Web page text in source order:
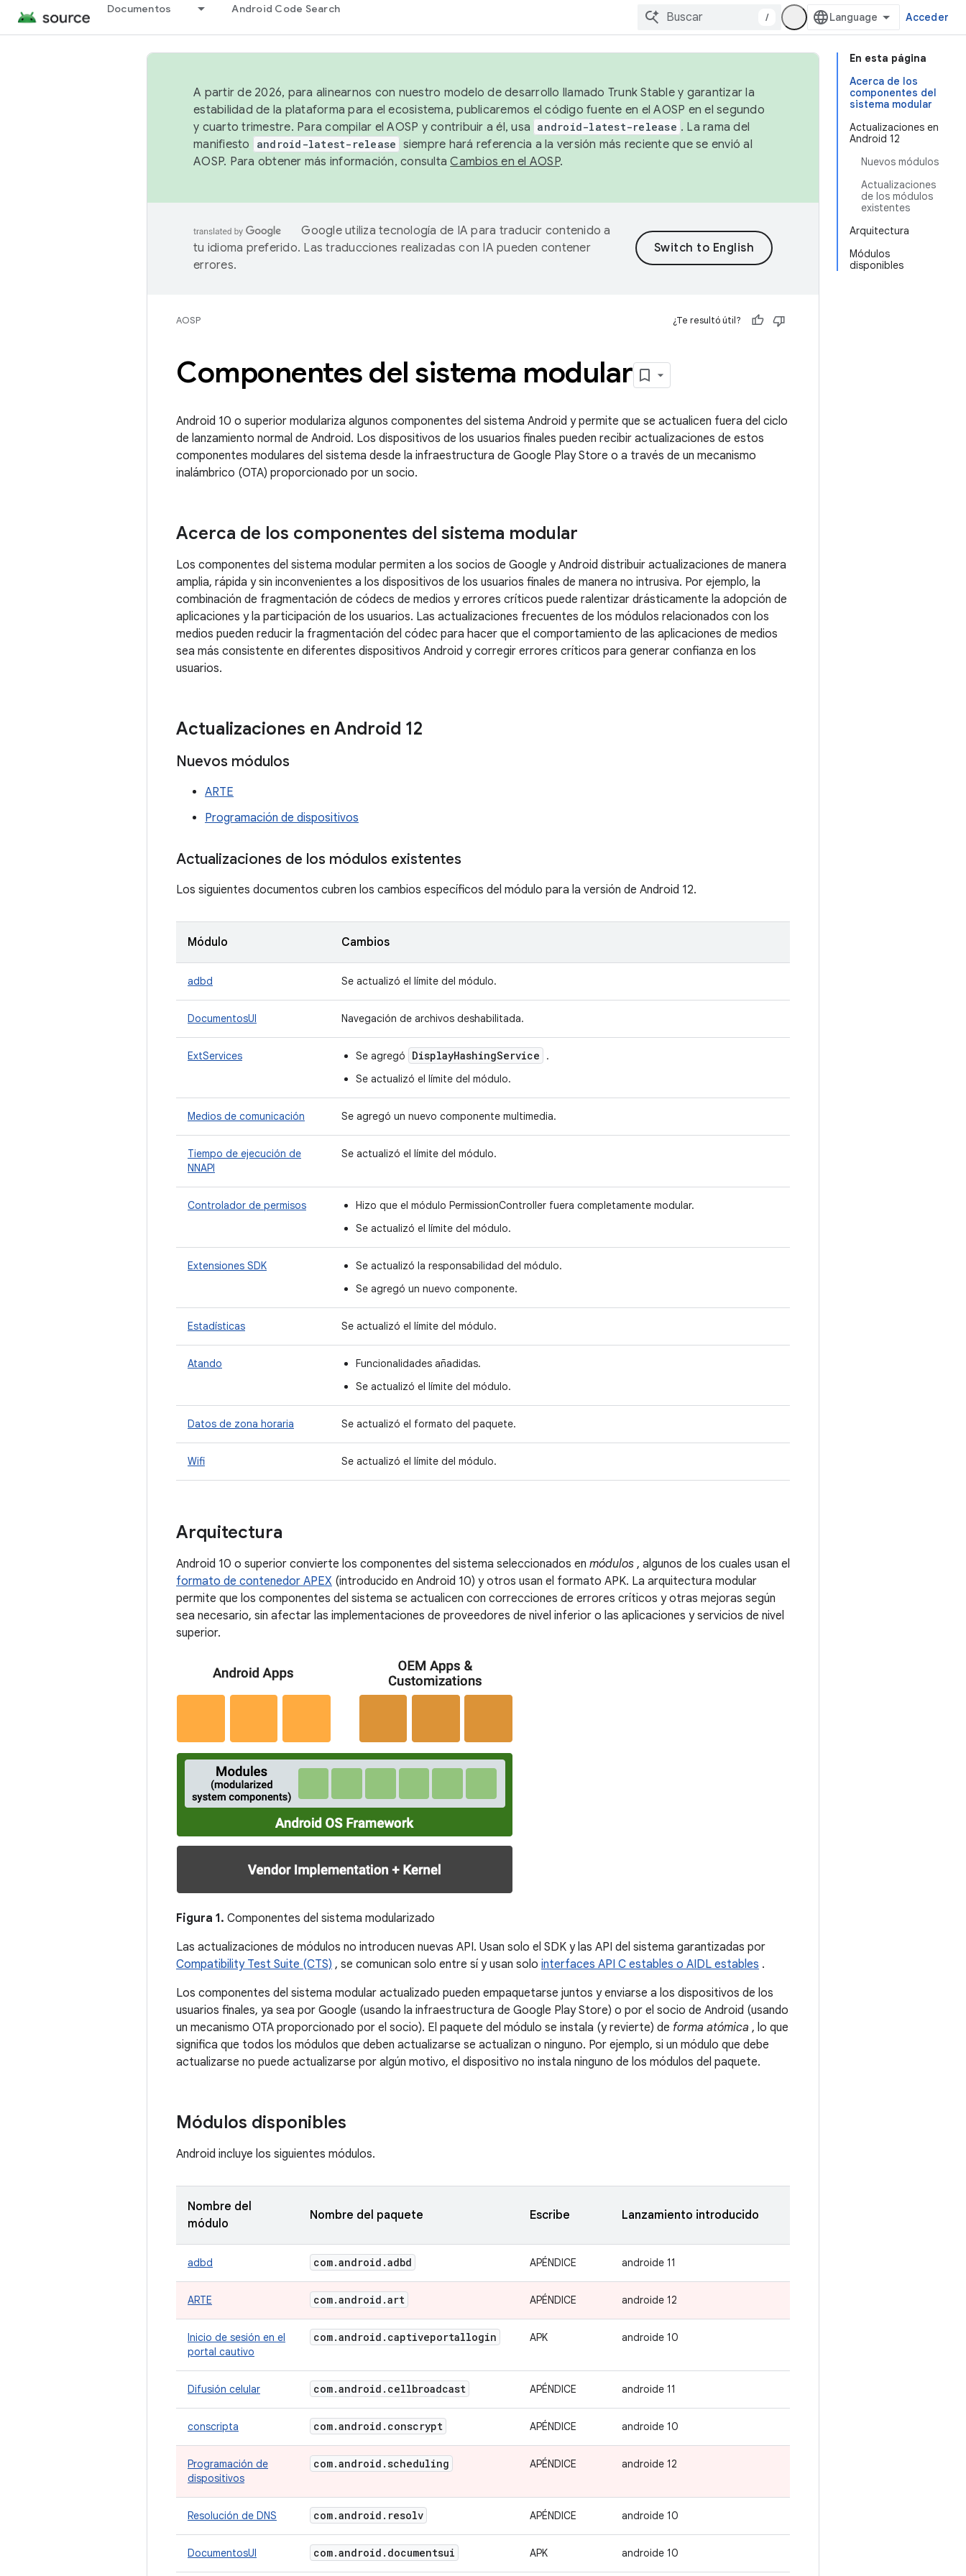
Documentos Android Code Search
/ Acceder
En esta página
Acerca de los
componentes del
sistema modular
Actualizaciones en
Android 12
Nuevos módulos
Actualizaciones
de los módulos
existentes
Arquitectura
Módulos
disponibles
A partir de 2026, para alinearnos con nuestro modelo de desarrollo llamado Trunk Stable y garantizar la
estabilidad de la plataforma para el ecosistema, publicaremos el código fuente en el AOSP en el segundo
y cuarto trimestre. Para compilar el AOSP y contribuir a él, usa android-latest-release . La rama del
manifiesto
android-latest-release siempre hará referencia a la versión más reciente que se envió al
AOSP. Para obtener más información, consultaCambios en el AOSP.
Google utiliza tecnología de IA para traducir contenido a
tu idioma preferido. Las traducciones realizadas con IA pueden contener
errores.
AOSP ¿Te resultó útil?
Componentes del sistema modular
Android 10 o superior modulariza algunos componentes del sistema Android y permite que se actualicen fuera del ciclo
de lanzamiento normal de Android. Los dispositivos de los usuarios finales pueden recibir actualizaciones de estos
componentes modulares del sistema desde la infraestructura de Google Play Store o a través de un mecanismo
inalámbrico (OTA) proporcionado por un socio.
Acerca de los componentes del sistema modular
Los componentes del sistema modular permiten a los socios de Google y Android distribuir actualizaciones de manera
amplia, rápida y sin inconvenientes a los dispositivos de los usuarios finales de manera no intrusiva. Por ejemplo, la
combinación de fragmentación de códecs de medios y errores críticos puede ralentizar drásticamente la adopción de
aplicaciones y la participación de los usuarios. Las actualizaciones frecuentes de los módulos relacionados con los
medios pueden reducir la fragmentación del códec para hacer que el comportamiento de las aplicaciones de medios
sea más consistente en diferentes dispositivos Android y corregir errores críticos para generar confianza en los
usuarios.
Actualizaciones en Android 12
Nuevos módulos
ARTE
Programación de dispositivos
Actualizaciones de los módulos existentes
Los siguientes documentos cubren los cambios específicos del módulo para la versión de Android 12.
Módulo Cambios
adbd Se actualizó el límite del módulo.
DocumentosUI Navegación de archivos deshabilitada.
ExtServices Se agregó DisplayHashingService
.
Se actualizó el límite del módulo.
Medios de comunicación Se agregó un nuevo componente multimedia.
Tiempo de ejecución de
NNAPI
Se actualizó el límite del módulo.
Controlador de permisos
Hizo que el módulo PermissionController fuera completamente modular.
Se actualizó el límite del módulo.
Extensiones SDK
Se actualizó la responsabilidad del módulo.
Se agregó un nuevo componente.
Estadísticas Se actualizó el límite del módulo.
Atando
Funcionalidades añadidas.
Se actualizó el límite del módulo.
Datos de zona horaria Se actualizó el formato del paquete.
Wifi Se actualizó el límite del módulo.
Arquitectura
Android 10 o superior convierte los componentes del sistema seleccionados en módulos , algunos de los cuales usan el
formato de contenedor APEX (introducido en Android 10) y otros usan el formato APK. La arquitectura modular
permite que los componentes del sistema se actualicen con correcciones de errores críticos y otras mejoras según
sea necesario, sin afectar las implementaciones de proveedores de nivel inferior o las aplicaciones y servicios de nivel
superior.
Figura 1. Componentes del sistema modularizado
Las actualizaciones de módulos no introducen nuevas API. Usan solo el SDK y las API del sistema garantizadas por
Compatibility Test Suite (CTS) , se comunican solo entre sí y usan solo interfaces API C estables o AIDL estables .
Los componentes del sistema modular actualizado pueden empaquetarse juntos y enviarse a los dispositivos de los
usuarios finales, ya sea por Google (usando la infraestructura de Google Play Store) o por el socio de Android (usando
un mecanismo OTA proporcionado por el socio). El paquete del módulo se instala (y revierte) de forma atómica , lo que
significa que todos los módulos que deben actualizarse se actualizan o ninguno. Por ejemplo, si un módulo que debe
actualizarse no puede actualizarse por algún motivo, el dispositivo no instala ninguno de los módulos del paquete.
Módulos disponibles
Android incluye los siguientes módulos.
Nombre del
módulo
Nombre del paquete Escribe Lanzamiento introducido
adbd com.android .adbd APÉNDICE androide 11
ARTE com.android .art APÉNDICE androide 12
Inicio de sesión en el
portal cautivo
com.android . captiveportallogin APK androide 10
Difusión celular com.android . cellbroadcast APÉNDICE androide 11
conscripta com.android . conscrypt APÉNDICE androide 10
Programación de
dispositivos
com.android .scheduling APÉNDICE androide 12
Resolución de DNS com.android . resolv APÉNDICE androide 10
DocumentosUI com.android . documentsui APK androide 10